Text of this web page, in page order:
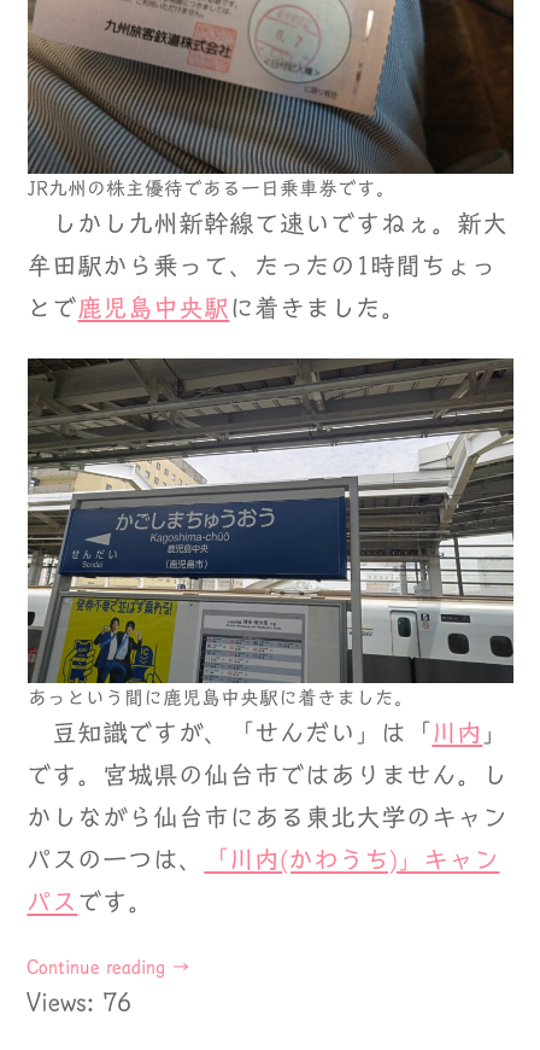
JR九州の株主優待である一日乗車券です。
しかし九州新幹線て速いですねぇ。新大
牟田駅から乗って、たったの1時間ちょっ
とで鹿児島中央駅 に着きました。
あっという間に鹿児島中央駅に着きました。
豆知識ですが、「せんだい」は「 川内 」
です。宮城県の仙台市ではありません。し
かしながら仙台市にある東北大学のキャン
パスの一つは、
「川内(かわうち)」キャン
パス です。
Continue reading →
Views: 76